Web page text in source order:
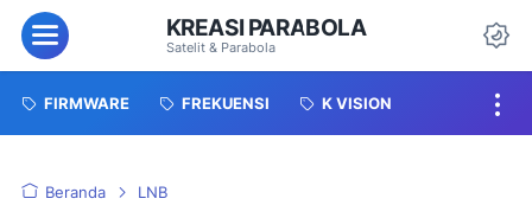
Menu KREASI PARABOLA
Satelit & Parabola
FIRMWARE FREKUENSI K VISION
Beranda LNB